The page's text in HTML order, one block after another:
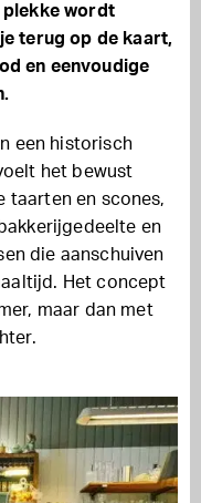
plekke wordt
terug op de kaart,
en eenvoudige
een historisch
het bewust
taarten en scones,
en
die aanschuiven
Het concept
maar dan met